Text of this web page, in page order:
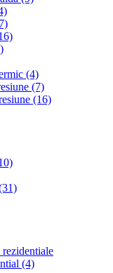
(4)
(7)
(16)
rezidentiale
(4)